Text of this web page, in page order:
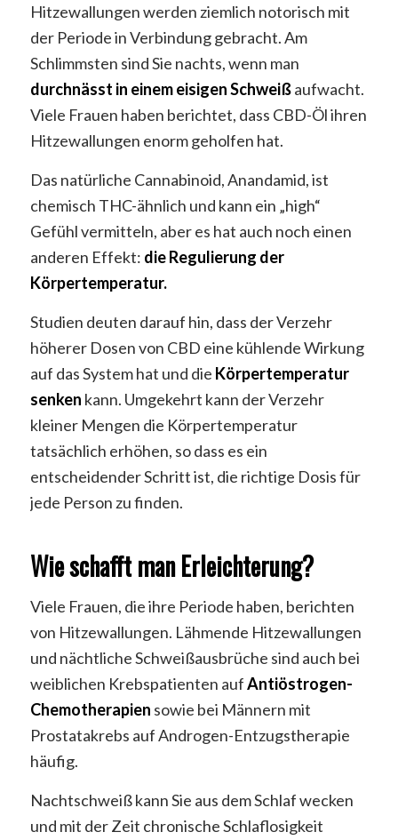
Hitzewallungen werden ziemlich notorisch mit
der Periode in Verbindung gebracht. Am
Schlimmsten sind Sie nachts, wenn man
durchnässt in einem eisigen Schweißaufwacht.
Viele Frauen haben berichtet, dass CBD-Öl ihren
Hitzewallungen enorm geholfen hat.
Das natürliche Cannabinoid, Anandamid, ist
chemisch THC-ähnlich und kann ein „high“
Gefühl vermitteln, aber es hat auch noch einen
anderen Effekt: die Regulierung der
Körpertemperatur.
Studien deuten darauf hin, dass der Verzehr
höherer Dosen von CBD eine kühlende Wirkung
auf das System hat und die Körpertemperatur
senken kann. Umgekehrt kann der Verzehr
kleiner Mengen die Körpertemperatur
tatsächlich erhöhen, so dass es ein
entscheidender Schritt ist, die richtige Dosis für
jede Person zu finden.
Wie schafft man Erleichterung?
Viele Frauen, die ihre Periode haben, berichten
von Hitzewallungen. Lähmende Hitzewallungen
und nächtliche Schweißausbrüche sind auch bei
weiblichen Krebspatienten aufAntiöstrogen-
Chemotherapien sowie bei Männern mit
Prostatakrebs auf Androgen-Entzugstherapie
häufig.
Nachtschweiß kann Sie aus dem Schlaf wecken
und mit der Zeit chronische Schlaflosigkeit